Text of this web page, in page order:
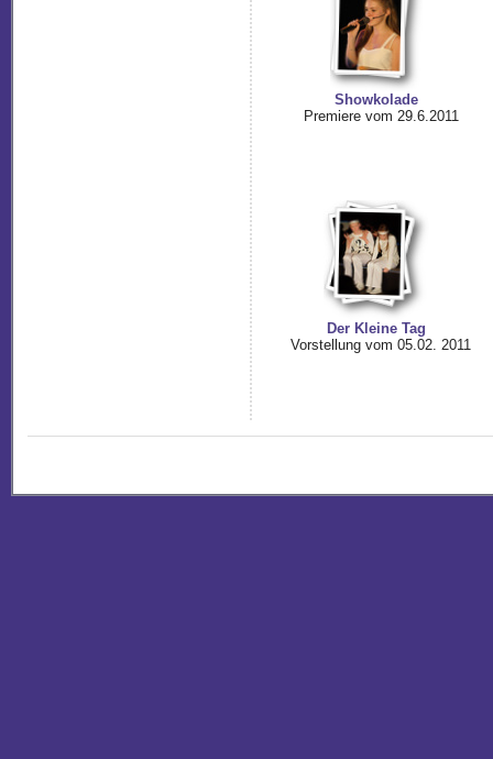
Showkolade
Premiere vom 29.6.2011
Der Kleine Tag
Vorstellung vom 05.02. 2011